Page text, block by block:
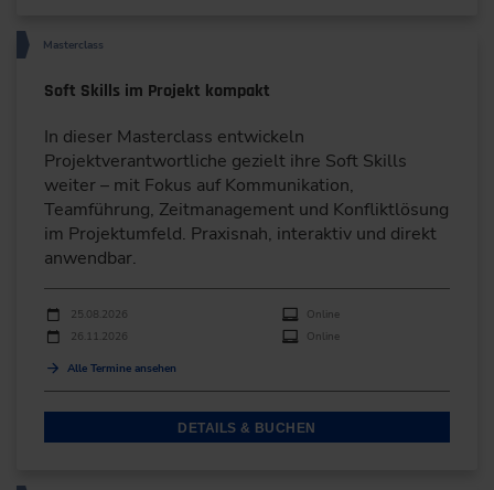
Masterclass
Soft Skills im Projekt kompakt
In dieser Masterclass entwickeln
Projektverantwortliche gezielt ihre Soft Skills
weiter – mit Fokus auf Kommunikation,
Teamführung, Zeitmanagement und Konfliktlösung
im Projektumfeld. Praxisnah, interaktiv und direkt
anwendbar.
Durchführungen
Veranstaltungsdatum
25.08.2026
Online
26.11.2026
Online
Alle Termine ansehen
DETAILS & BUCHEN